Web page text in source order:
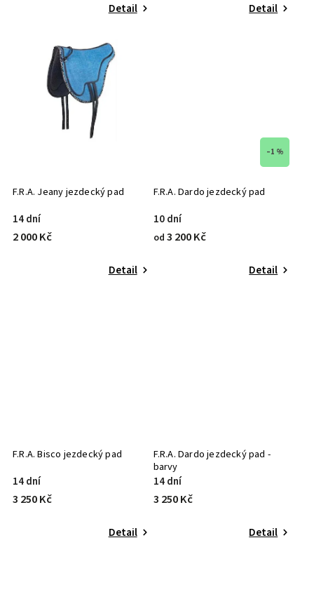
Detail Detail
F.R.A. Jeany jezdecký pad
14 dní
2 000 Kč
Detail
–1 %
F.R.A. Dardo jezdecký pad
10 dní
od 3 200 Kč
Detail
F.R.A. Bisco jezdecký pad
14 dní
3 250 Kč
Detail
F.R.A. Dardo jezdecký pad -
barvy
14 dní
3 250 Kč
Detail